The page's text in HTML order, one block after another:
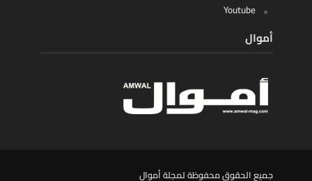
Youtube
أموال
جميع الحقوق محفوظة لمجلة أموال